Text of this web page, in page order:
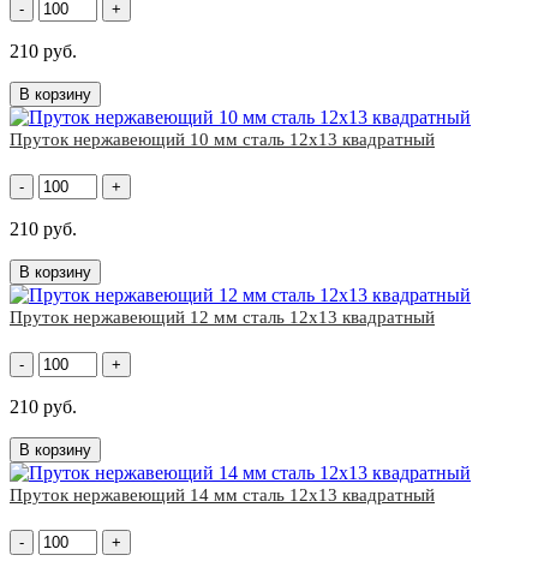
- +
210 руб.
В корзину
Пруток нержавеющий 10 мм сталь 12х13 квадратный
- +
210 руб.
В корзину
Пруток нержавеющий 12 мм сталь 12х13 квадратный
- +
210 руб.
В корзину
Пруток нержавеющий 14 мм сталь 12х13 квадратный
- +